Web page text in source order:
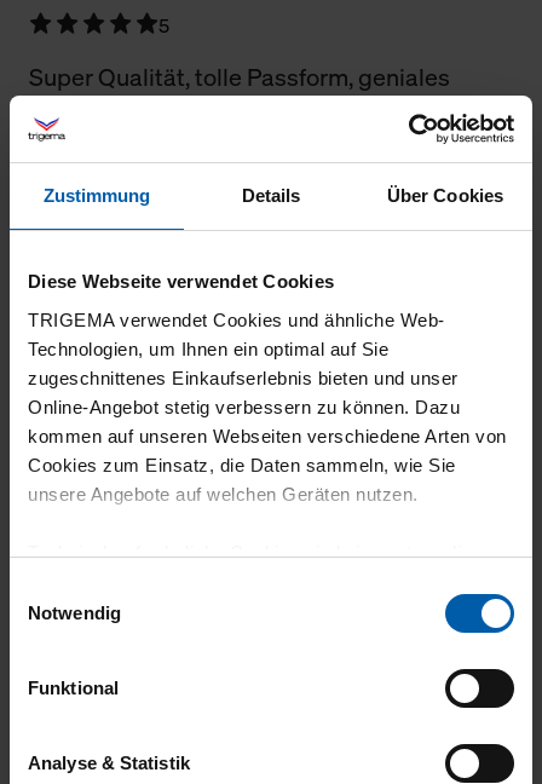
Zustimmung Details Über Cookies
Diese Webseite verwendet Cookies
TRIGEMA verwendet Cookies und ähnliche Web-
Technologien, um Ihnen ein optimal auf Sie
zugeschnittenes Einkaufserlebnis bieten und unser
Online-Angebot stetig verbessern zu können. Dazu
kommen auf unseren Webseiten verschiedene Arten von
Cookies zum Einsatz, die Daten sammeln, wie Sie
unsere Angebote auf welchen Geräten nutzen.
Technisch erforderliche Cookies sind eine notwendige
grundlegende Funktionen wie etwa zur Auswahl und
gewährleisten.
Für die Darstellung personalisierter Angebote, Anzeigen
Notwendig
Funktional
Analyse & Statistik
5
Super Qualität, tolle Passform, geniales
Preis-Leistungsverhältnis
5
Alles prima
23.06.2026
5
Die Qualität
06.06.2026